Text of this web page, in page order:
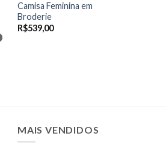
Camisa Feminina em
Broderie
R$539,00
MAIS VENDIDOS